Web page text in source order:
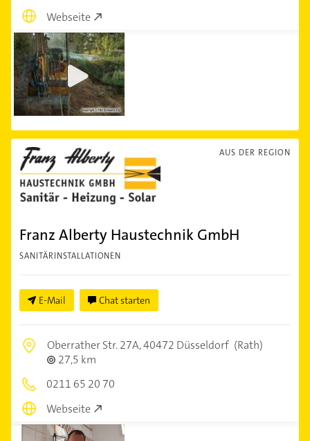
Webseite
AUS DER REGION
Franz Alberty Haustechnik GmbH
SANITÄRINSTALLATIONEN
E-Mail Chat starten
Oberrather Str. 27A,40472 Düsseldorf (Rath)
27,5 km
0211 65 20 70
Webseite